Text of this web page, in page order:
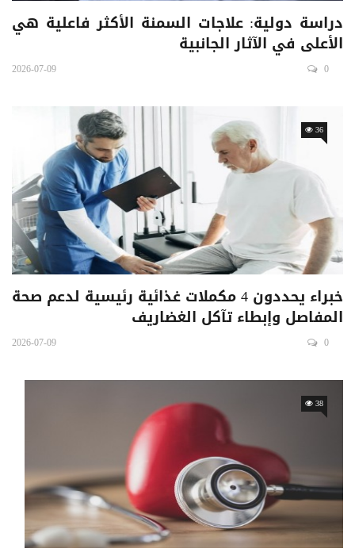
دراسة دولية: علاجات السمنة الأكثر فاعلية هي
الأعلى في الآثار الجانبية
2026-07-09 0
36
خبراء يحددون 4 مكملات غذائية رئيسية لدعم صحة
المفاصل وإبطاء تآكل الغضاريف
2026-07-09 0
38